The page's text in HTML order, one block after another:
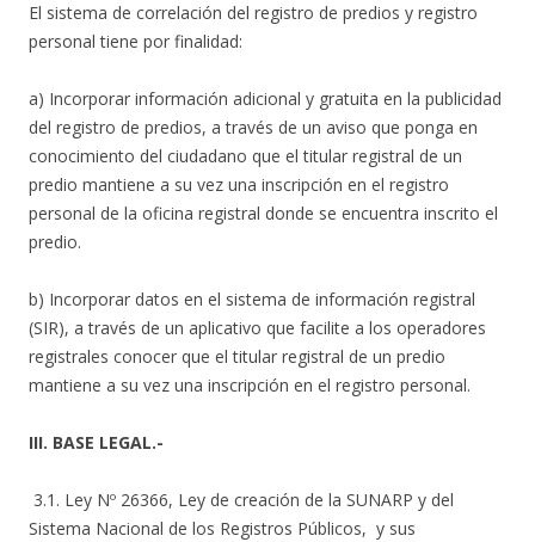
El sistema de correlación del registro de predios y registro
personal tiene por finalidad:
a) Incorporar información adicional y gratuita en la publicidad
del registro de predios, a través de un aviso que ponga en
conocimiento del ciudadano que el titular registral de un
predio mantiene a su vez una inscripción en el registro
personal de la oficina registral donde se encuentra inscrito el
predio.
b) Incorporar datos en el sistema de información registral
(SIR), a través de un aplicativo que facilite a los operadores
registrales conocer que el titular registral de un predio
mantiene a su vez una inscripción en el registro personal.
III. BASE LEGAL.-
3.1. Ley Nº 26366, Ley de creación de la SUNARP y del
Sistema Nacional de los Registros Públicos, y sus